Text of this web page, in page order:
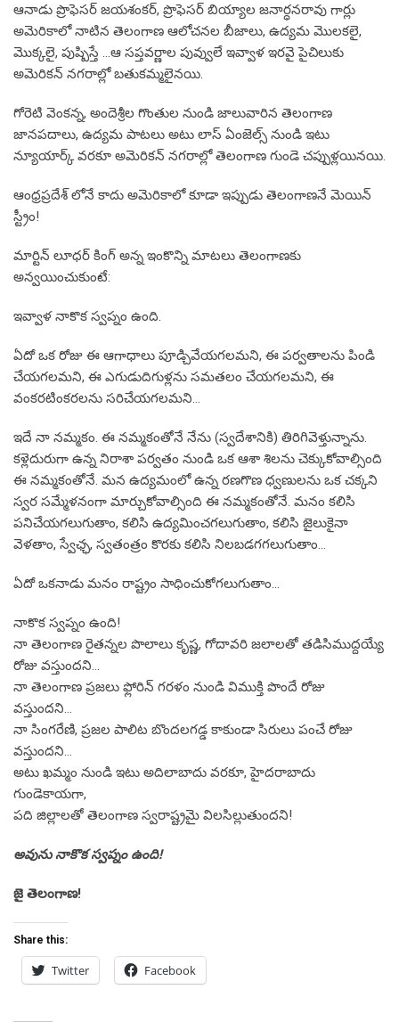
ఆనాడు ప్రొఫెసర్ జయశంకర్, ప్రొఫెసర్ బియ్యాల జనార్ధనరావు గార్లు
అమెరికాలో నాటిన తెలంగాణ ఆలోచనల బీజాలు, ఉద్యమ మొలకలై,
మొక్కలై, పుష్పిస్తే …ఆ సప్తవర్ణాల పువ్వులే ఇవ్వాళ ఇరవై పైచిలుకు
అమెరికన్ నగరాల్లో బతుకమ్మలైనయి.
గోరెటి వెంకన్న, అందెశ్రీల గొంతుల నుండి జాలువారిన తెలంగాణ
జానపదాలు, ఉద్యమ పాటలు అటు లాస్ ఏంజెల్స్ నుండి ఇటు
న్యూయార్క్ వరకూ అమెరికన్ నగరాల్లో తెలంగాణ గుండె చప్పుళ్లయినయి.
ఆంధ్రప్రదేశ్ లోనే కాదు అమెరికాలో కూడా ఇప్పుడు తెలంగాణనే మెయిన్
స్ట్రీం!
మార్టిన్ లూధర్ కింగ్ అన్న ఇంకొన్ని మాటలు తెలంగాణకు
అన్వయించుకుంటే:
ఇవ్వాళ నాకొక స్వప్నం ఉంది.
ఏదో ఒక రోజు ఈ ఆగాధాలు పూడ్చివేయగలమని, ఈ పర్వతాలను పిండి
చేయగలమని, ఈ ఎగుడుదిగుళ్లను సమతలం చేయగలమని, ఈ
వంకరటింకరలను సరిచేయగలమని…
ఇదే నా నమ్మకం. ఈ నమ్మకంతోనే నేను (స్వదేశానికి) తిరిగివెళ్తున్నాను.
కళ్లెదురుగా ఉన్న నిరాశా పర్వతం నుండి ఒక ఆశా శిలను చెక్కుకోవాల్సింది
ఈ నమ్మకంతోనే. మన ఉద్యమంలో ఉన్న రణగొణ ధ్వణులను ఒక చక్కని
స్వర సమ్మేళనంగా మార్చుకోవాల్సింది ఈ నమ్మకంతోనే. మనం కలిసి
పనిచేయగలుగుతాం, కలిసి ఉద్యమించగలుగుతాం, కలిసి జైలుకైనా
వెళతాం, స్వేఛ్ఛ, స్వతంత్రం కొరకు కలిసి నిలబడగగలుగుతాం…
ఏదో ఒకనాడు మనం రాష్ట్రం సాధించుకోగలుగుతాం…
నాకొక స్వప్నం ఉంది!
నా తెలంగాణ రైతన్నల పొలాలు కృష్ణ, గోదావరి జలాలతో తడిసిముద్దయ్యే
రోజు వస్తుందని…
నా తెలంగాణ ప్రజలు ఫ్లోరిన్ గరళం నుండి విముక్తి పొందే రోజు
వస్తుందని…
నా సింగరేణి, ప్రజల పాలిట బొందలగడ్డ కాకుండా సిరులు పంచే రోజు
వస్తుందని…
అటు ఖమ్మం నుండి ఇటు అదిలాబాదు వరకూ, హైదరాబాదు
గుండెకాయగా,
పది జిల్లాలతో తెలంగాణ స్వరాష్ట్రమై విలసిల్లుతుందని!
అవును నాకొక స్వప్నం ఉంది!
జై తెలంగాణ!
Share this:
Twitter Facebook